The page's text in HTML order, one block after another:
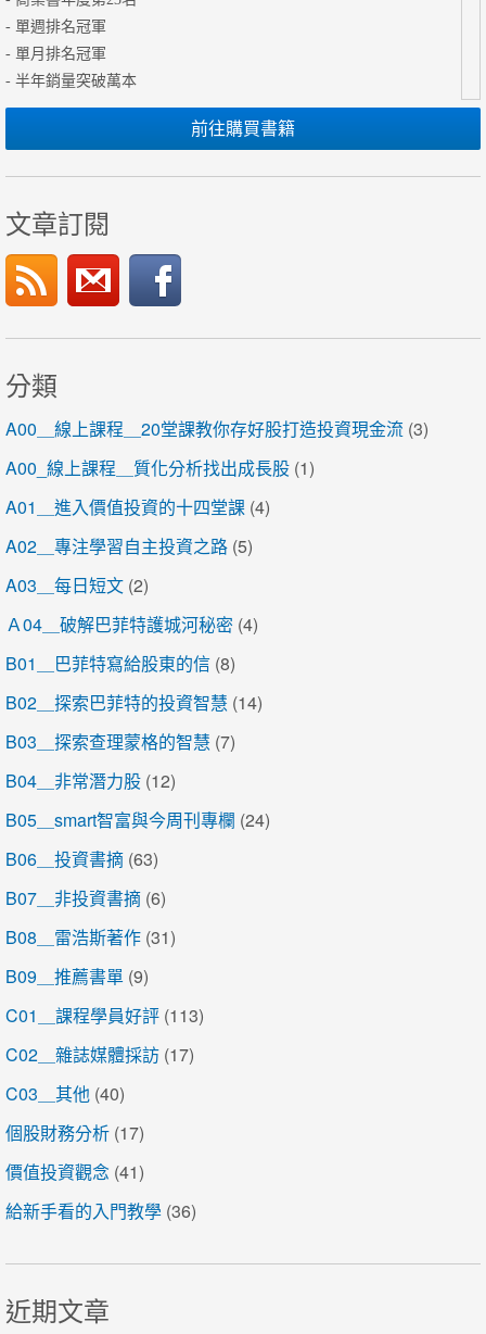
- 單週排名冠軍
- 單月排名冠軍
- 半年銷量突破萬本
前往購買書籍
文章訂閱
分類
A00＿線上課程＿20堂課教你存好股打造投資現金流 (3)
A00_線上課程＿質化分析找出成長股 (1)
A01＿進入價值投資的十四堂課 (4)
A02＿專注學習自主投資之路 (5)
A03＿每日短文 (2)
Ａ04＿破解巴菲特護城河秘密 (4)
B01＿巴菲特寫給股東的信 (8)
B02＿探索巴菲特的投資智慧 (14)
B03＿探索查理蒙格的智慧 (7)
B04＿非常潛力股 (12)
B05＿smart智富與今周刊專欄 (24)
B06＿投資書摘 (63)
B07＿非投資書摘 (6)
B08＿雷浩斯著作 (31)
B09＿推薦書單 (9)
C01＿課程學員好評 (113)
C02＿雜誌媒體採訪 (17)
C03＿其他 (40)
個股財務分析 (17)
價值投資觀念 (41)
給新手看的入門教學 (36)
近期文章